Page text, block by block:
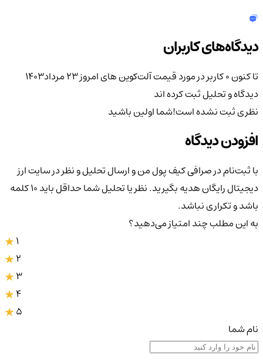
دیدگاه‌های کاربران
تا کنون 0 کاربر در مورد
قیمت آلت‌کوین های امروز 23 مرداد1403
دیدگاه و تحلیل ثبت کرده اند
نظری ثبت نشده است!شما اولین باشید
افزودن دیدگاه
با ثبت‌نام در صرافی کیف پول من و ارسال تحلیل و نظر در سایت ارز
دیجیتال رایگان هدیه بگیرید. نظر یا تحلیل شما حداقل باید ۱۰ کلمه
باشد و تکراری نباشد.
به این مطلب چند امتیاز می‌دهید؟
3
4
5
نام شما